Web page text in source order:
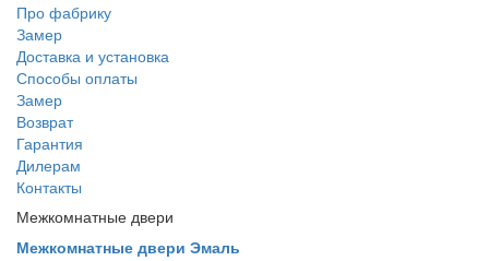
Про фабрику
Замер
Доставка и установка
Способы оплаты
Замер
Возврат
Гарантия
Дилерам
Контакты
Межкомнатные двери
Межкомнатные двери Эмаль